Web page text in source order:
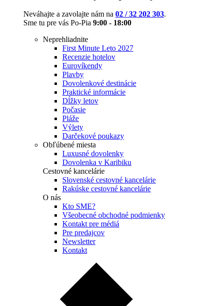
Neváhajte a zavolajte nám na 02 / 32 202 303.
Sme tu pre vás Po-Pia 9:00 - 18:00
Neprehliadnite
First Minute Leto 2027
Recenzie hotelov
Eurovíkendy
Plavby
Dovolenkové destinácie
Praktické informácie
Dĺžky letov
Počasie
Pláže
Výlety
Darčekové poukazy
Obľúbené miesta
Luxusné dovolenky
Dovolenka v Karibiku
Cestovné kancelárie
Slovenské cestovné kancelárie
Rakúske cestovné kancelárie
O nás
Kto SME?
Všeobecné obchodné podmienky
Kontakt pre médiá
Pre predajcov
Newsletter
Kontakt